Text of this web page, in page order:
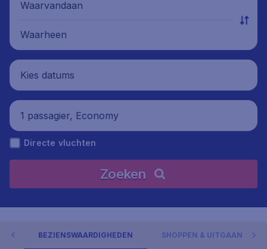
Waarvandaan
Waarheen
Kies datums
1 passagier, Economy
Directe vluchten
Zoeken
BEZIENSWAARDIGHEDEN SHOPPEN & UITGAAN